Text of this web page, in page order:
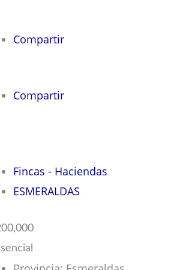
Compartir
Compartir
Fincas - Haciendas
ESMERALDAS